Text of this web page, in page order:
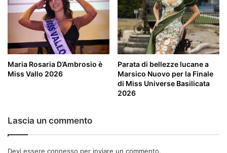
Maria Rosaria D’Ambrosio è
Miss Vallo 2026
Parata di bellezze lucane a
Marsico Nuovo per la Finale
di Miss Universe Basilicata
2026
Lascia un commento
Devi essere connesso per inviare un commento.